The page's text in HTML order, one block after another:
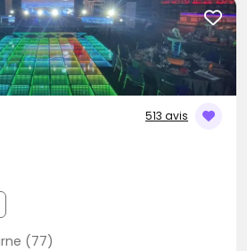
513 avis
(77)